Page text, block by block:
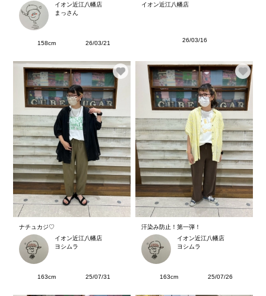
イオン近江八幡店
まっさん
158cm 26/03/21
イオン近江八幡店
26/03/16
ナチュカジ♡
イオン近江八幡店
ヨシムラ
163cm 25/07/31
汗染み防止！第一弾！
イオン近江八幡店
ヨシムラ
163cm 25/07/26